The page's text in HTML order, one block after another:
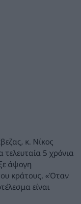
κ. Νίκος
τελευταία 5 χρόνια
άψογη
κράτους. «Όταν
είναι